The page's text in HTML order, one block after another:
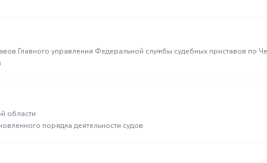
Главного управления Федеральной службы судебных приставов по
области
порядка деятельности судов